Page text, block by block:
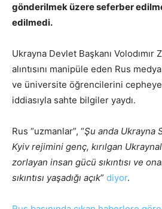
gönderilmek üzere seferber
edilmedi.
Ukrayna Devlet Başkanı Volodımır
alıntısını manipüle eden Rus
ve üniversite öğrencilerini
iddiasıyla sahte bilgiler yaydı.
Rus “uzmanlar”, “Şu anda Ukrayna
Kyiv rejimini genç, kırılgan
zorlayan insan gücü sıkıntısı ve
sıkıntısı yaşadığı açık” diyor.